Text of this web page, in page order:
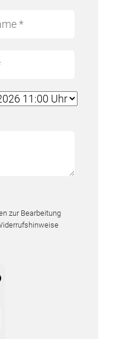
zur Bearbeitung